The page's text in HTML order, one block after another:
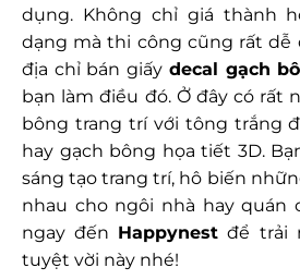
dụng. Không chỉ giá thành
dạng mà thi công cũng rất dễ
địa chỉ bán giấy decal gạch
bạn làm điều đó. Ở đây có rất
bông trang trí với tông trắng
hay gạch bông họa tiết 3D.
sáng tạo trang trí, hô biến
nhau cho ngôi nhà hay quán
ngay đến Happynest để trải
tuyệt vời này nhé!